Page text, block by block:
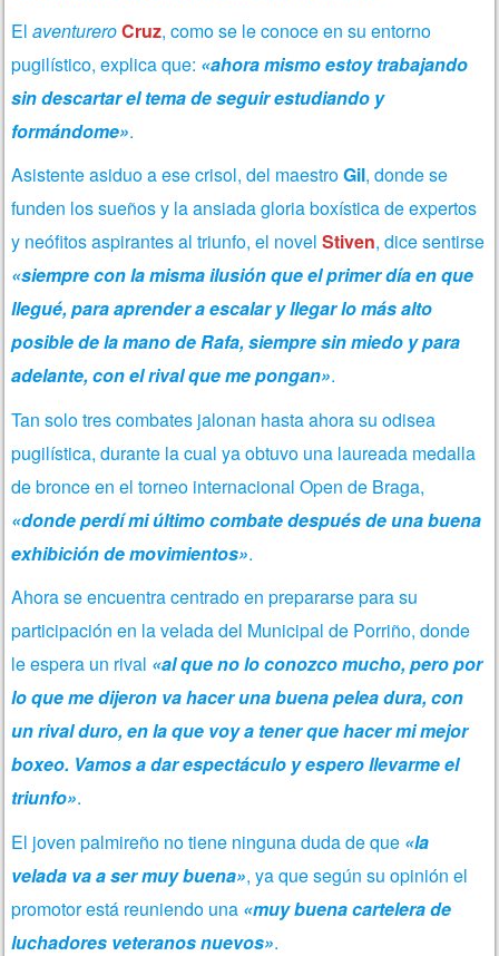
ElaventureroCruz, como se le conoce en su entorno
pugilístico, explica que: «ahora mismo estoy trabajando
sin descartar el tema de seguir estudiando y
formándome».
Asistente asiduo a ese crisol, del maestroGil, donde se
funden los sueños y la ansiada gloria boxística de expertos
y neófitos aspirantes al triunfo, el novelStiven, dice sentirse
«siempre con la misma ilusión que el primer día en que
llegué, para aprender a escalar y llegar lo más alto
posible de la mano de Rafa, siempre sin miedo y para
adelante, con el rival que me pongan».
Tan solo tres combates jalonan hasta ahora su odisea
pugilística, durante la cual ya obtuvo una laureada medalla
de bronce en el torneo internacional Open de Braga,
«donde perdí mi último combate después de una buena
exhibición de movimientos».
Ahora se encuentra centrado en prepararse para su
participación en la velada del Municipal de Porriño, donde
le espera un rival «al que no lo conozco mucho, pero por
lo que me dijeron va hacer una buena pelea dura, con
un rival duro, en la que voy a tener que hacer mi mejor
boxeo. Vamos a dar espectáculo y espero llevarme el
triunfo».
El joven palmireño no tiene ninguna duda de que «la
velada va a ser muy buena», ya que según su opinión el
promotor está reuniendo una «muy buena cartelera de
luchadores veteranos nuevos».